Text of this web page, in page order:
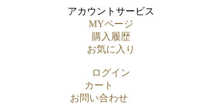
アカウントサービス
MYページ
購入履歴
お気に入り
ログイン
カート
お問い合わせ